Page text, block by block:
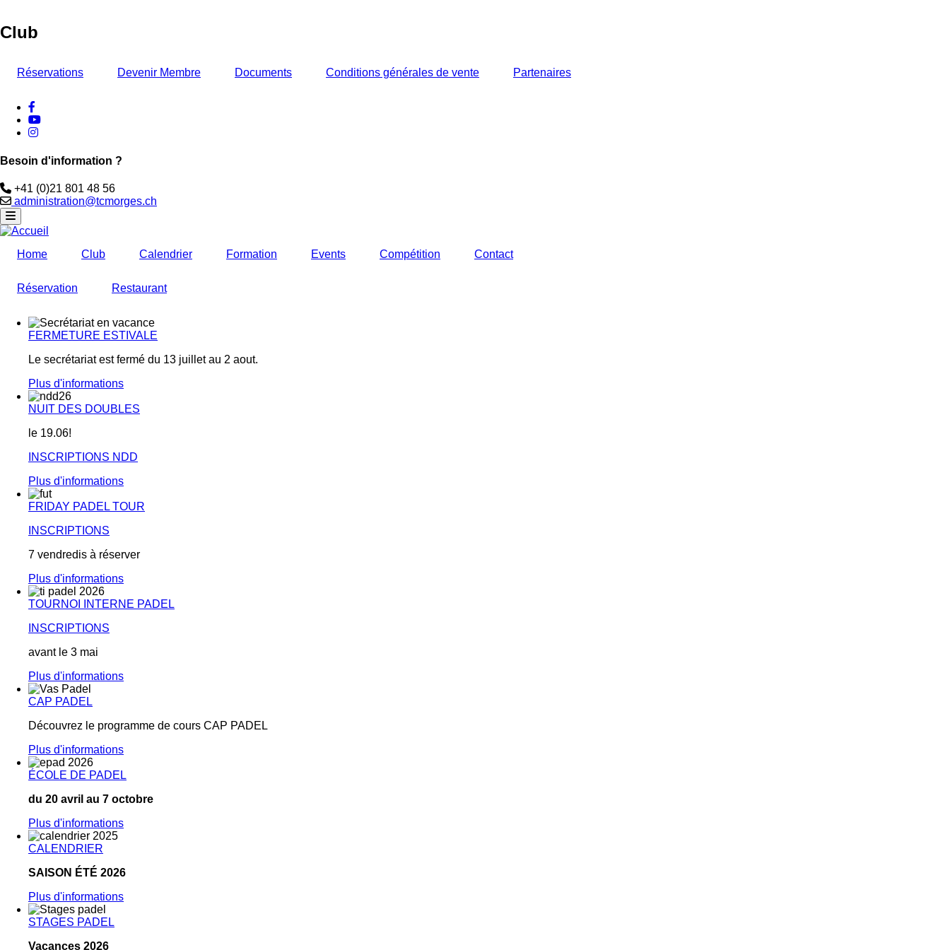
Club
Réservations Devenir Membre Documents Conditions générales de vente Partenaires
Youtube
instagram
Besoin d'information ?
Téléphone
+41 (0)21 801 48 56
Email
administration@tcmorges.ch
Home Club Calendrier Formation Events Compétition Contact
Réservation Restaurant
FERMETURE ESTIVALE
Le secrétariat est fermé du 13 juillet au 2 aout.
Plus d'informations
NUIT DES DOUBLES
le 19.06!
INSCRIPTIONS NDD
Plus d'informations
FRIDAY PADEL TOUR
INSCRIPTIONS
7 vendredis à réserver
Plus d'informations
TOURNOI INTERNE PADEL
INSCRIPTIONS
avant le 3 mai
Plus d'informations
CAP PADEL
Découvrez le programme de cours CAP PADEL
Plus d'informations
ÉCOLE DE PADEL
du 20 avril au 7 octobre
Plus d'informations
CALENDRIER
SAISON ÉTÉ 2026
Plus d'informations
STAGES PADEL
Vacances 2026